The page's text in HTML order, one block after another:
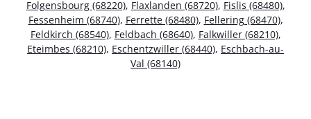
Folgensbourg (68220), Flaxlanden (68720), Fislis (68480),
Fessenheim (68740), Ferrette (68480), Fellering (68470),
Feldkirch (68540), Feldbach (68640), Falkwiller (68210),
Eteimbes (68210), Eschentzwiller (68440), Eschbach-au-
Val (68140)